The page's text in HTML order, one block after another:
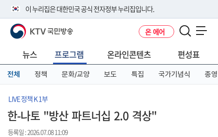
이 누리집은 대한민국 공식 전자정부 누리집입니다.
공식 누리집 주소 확인하기
니다.
이밖에 or.kr 또는 .kr등 다른 도메인 주소를 사용하고 있다면 아래 URL에
서 도메인 주소를 확인해 보세요
KTV 국민방송 온 에어
뉴스 프로그램 온라인콘텐츠 편성표
전체 정책 문화/교양 보도 특집 국가기념식 종영
LIVE 정책 K 1부
한-나토 "방산 파트너십 2.0 격상"
등록일 : 2026.07.08 11:09